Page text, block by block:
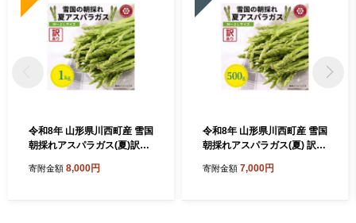
令和8年 山形県川西町産 雪国
朝採れアスパラガス(夏)訳あ
【1764660】
寄附金額 8,000円
令和8年 山形県川西町産 雪国
朝採れアスパラガス(夏) 訳あ
g【1764659】
寄附金額 7,000円